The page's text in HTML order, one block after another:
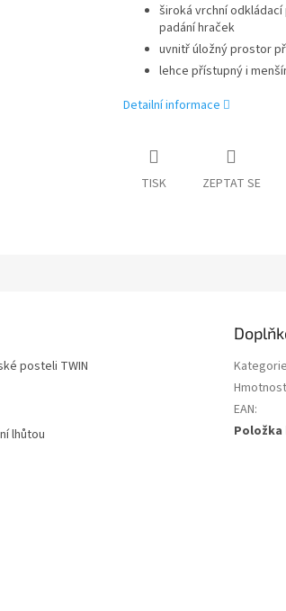
široká vrchní
padání hraček
uvnitř úložný prostor
lehce přístupný i
Detailní informace
TISK ZEPTAT SE
posteli TWIN
lhůtou
Kategorie
Hmotnost
EAN: